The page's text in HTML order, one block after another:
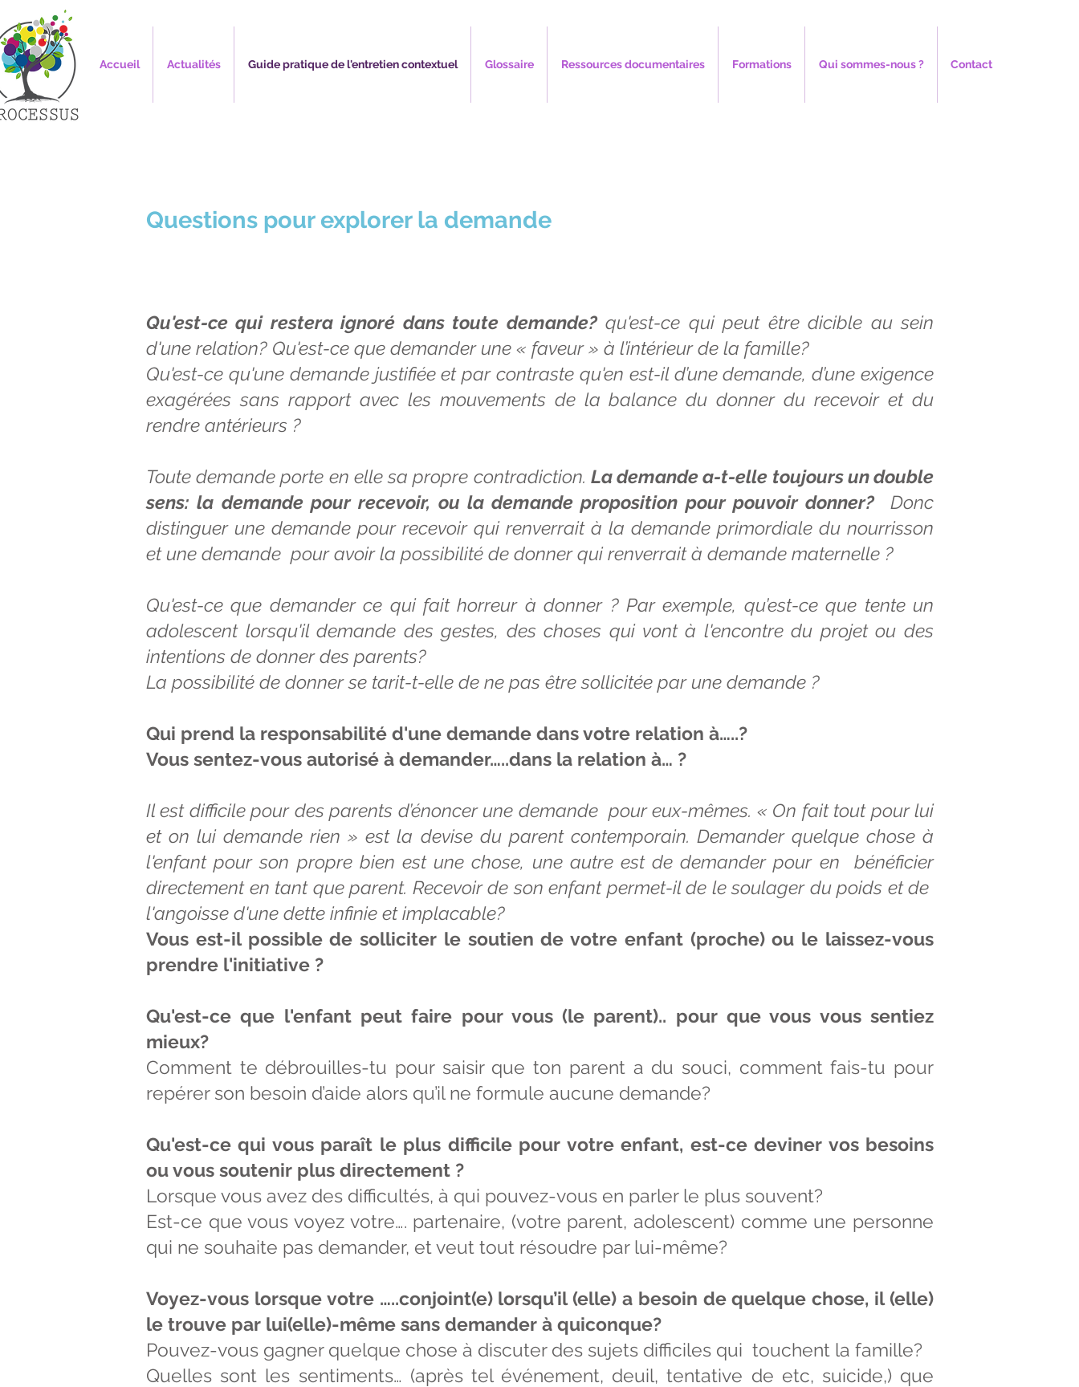
Accueil Actualités Guide pratique de l'entretien contextuel Glossaire Ressources documentaires Formations Qui sommes-nous ? Contact
Questions pour explorer la demande
Qu'est-ce qui restera ignoré dans toute demande?qu'est-ce qui peut être dicible au sein
d'une relation? Qu'est-ce que demander une « faveur » à l’intérieur de la famille?
Qu'est-ce qu'une demande justifiée et par contraste qu'en est-il d’une demande, d’une exigence
exagérées sans rapport avec les mouvements de la balance du donner du recevoir et du
rendre antérieurs ?
Toute demande porte en elle sa propre contradiction. La demande a-t-elle toujours un double
sens: la demande pour recevoir, ou la demande proposition pour pouvoir donner?
Donc
distinguer une demande pour recevoir qui renverrait à la demande primordiale du nourrisson
et une demande pour avoir la possibilité de donner qui renverrait à demande maternelle ?
Qu'est-ce que demander ce qui fait horreur à donner ? Par exemple, qu’est-ce que tente un
adolescent lorsqu'il demande des gestes, des choses qui vont à l'encontre du projet ou des
intentions de donner des parents?
La possibilité de donner se tarit-t-elle de ne pas être sollicitée par une demande ?
Qui prend la responsabilité d'une demande dans votre relation à…..?
Vous sentez-vous autorisé à demander…..dans la relation à… ?
Il est difficile pour des parents d’énoncer une demande pour eux-mêmes. « On fait tout pour lui
et on lui demande rien » est la devise du parent contemporain. Demander quelque chose à
l'enfant pour son propre bien est une chose, une autre est de demander pour en bénéficier
directement en tant que parent. Recevoir de son enfant permet-il de le soulager du poids et de
l'angoisse d'une dette infinie et implacable?
Vous est-il possible de solliciter le soutien de votre enfant (proche) ou le laissez-vous
prendre l'initiative ?
Qu'est-ce que l'enfant peut faire pour vous (le parent).. pour que vous vous sentiez
mieux?
Comment te débrouilles-tu pour saisir que ton parent a du souci, comment fais-tu pour
repérer son besoin d’aide alors qu’il ne formule aucune demande?
Qu'est-ce qui vous paraît le plus difficile pour votre enfant, est-ce deviner vos besoins
ou vous soutenir plus directement ?
Lorsque vous avez des difficultés, à qui pouvez-vous en parler le plus souvent?
Est-ce que vous voyez votre…. partenaire, (votre parent, adolescent) comme une personne
qui ne souhaite pas demander, et veut tout résoudre par lui-même?
Voyez-vous lorsque votre …..conjoint(e) lorsqu’il (elle) a besoin de quelque chose, il (elle)
le trouve par lui(elle)-même sans demander à quiconque?
Pouvez-vous gagner quelque chose à discuter des sujets difficiles qui touchent la famille?
Quelles sont les sentiments… (après tel événement, deuil, tentative de etc, suicide,) que